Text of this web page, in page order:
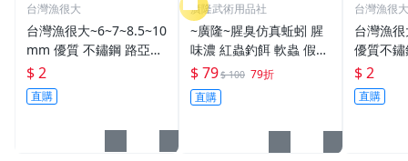
台灣漁很大
台灣漁很大~6~7~8.5~10
mm 優質 不鏽鋼 路亞環
S型開口 扁平 打扁 打平
$ 2
直購
廣隆武術用品社
~廣隆~腥臭仿真蚯蚓 腥
味濃 紅蟲釣餌 軟蟲 假蚯
蚓 海魚餌 紅蟲 路亞餌
假餌 誘餌 仿生餌 擬餌
路亞軟餌
$ 79$ 100 79折
直購
台灣漁很大
台灣漁
優質不
平 打扁 打平
雙環 路亞
路亞環
$ 2
直購